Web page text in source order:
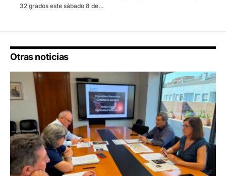
32 grados este sábado 8 de…
Otras noticias